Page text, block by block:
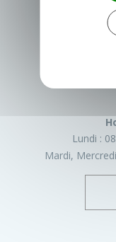
1
Lundi :
Mardi,